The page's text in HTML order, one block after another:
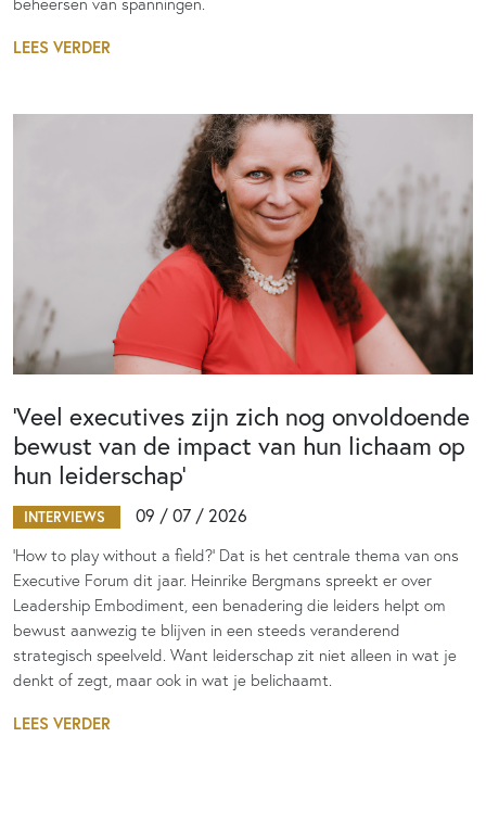
beheersen van spanningen.
LEES VERDER
‘Veel executives zijn zich nog onvoldoende
bewust van de impact van hun lichaam op
hun leiderschap’
INTERVIEWS 09 / 07 / 2026
‘How to play without a field?’ Dat is het centrale thema van ons
Executive Forum dit jaar. Heinrike Bergmans spreekt er over
Leadership Embodiment, een benadering die leiders helpt om
bewust aanwezig te blijven in een steeds veranderend
strategisch speelveld. Want leiderschap zit niet alleen in wat je
denkt of zegt, maar ook in wat je belichaamt.
LEES VERDER